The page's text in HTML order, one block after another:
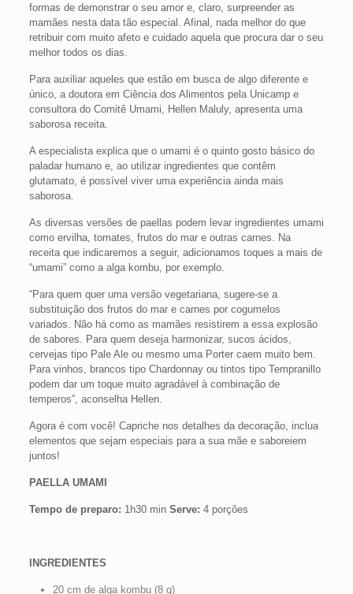
formas de demonstrar o seu amor e, claro, surpreender as
mamães nesta data tão especial. Afinal, nada melhor do que
retribuir com muito afeto e cuidado aquela que procura dar o seu
melhor todos os dias.
Para auxiliar aqueles que estão em busca de algo diferente e
único, a doutora em Ciência dos Alimentos pela Unicamp e
consultora do Comitê Umami, Hellen Maluly, apresenta uma
saborosa receita.
A especialista explica que o umami é o quinto gosto básico do
paladar humano e, ao utilizar ingredientes que contêm
glutamato, é possível viver uma experiência ainda mais
saborosa.
As diversas versões de paellas podem levar ingredientes umami
como ervilha, tomates, frutos do mar e outras carnes. Na
receita que indicaremos a seguir, adicionamos toques a mais de
“umami” como a alga kombu, por exemplo.
“Para quem quer uma versão vegetariana, sugere-se a
substituição dos frutos do mar e carnes por cogumelos
variados. Não há como as mamães resistirem a essa explosão
de sabores. Para quem deseja harmonizar, sucos ácidos,
cervejas tipo Pale Ale ou mesmo uma Porter caem muito bem.
Para vinhos, brancos tipo Chardonnay ou tintos tipo Tempranillo
podem dar um toque muito agradável à combinação de
temperos”, aconselha Hellen.
Agora é com você! Capriche nos detalhes da decoração, inclua
elementos que sejam especiais para a sua mãe e saboreiem
juntos!
PAELLA UMAMI
Tempo de preparo: 1h30 min Serve: 4 porções
INGREDIENTES
20 cm de alga kombu (8 g)